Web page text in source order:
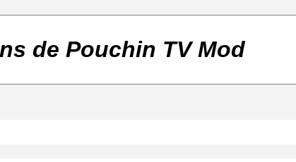
de Pouchin TV Mod